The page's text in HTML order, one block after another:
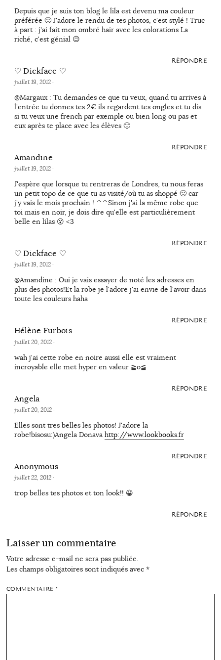
Depuis que je suis ton blog le lila est devenu ma couleur
préférée 🙂 J'adore le rendu de tes photos, c'est stylé ! Truc
à part : j'ai fait mon ombré hair avec les colorations La
riché, c'est génial 😉
RÉPONDRE
♡ Dickface ♡
juillet 19, 2012·
@Margaux : Tu demandes ce que tu veux, quand tu arrives à
l'entrée tu donnes tes 2€ ils regardent tes ongles et tu dis
si tu veux une french par exemple ou bien long ou pas et
eux après te place avec les élèves 🙂
RÉPONDRE
Amandine
juillet 19, 2012·
J'espère que lorsque tu rentreras de Londres, tu nous feras
un petit topo de ce que tu as visité/où tu as shoppé 🙂 car
j'y vais le mois prochain ! ^^Sinon j'ai la même robe que
toi mais en noir, je dois dire qu'elle est particulièrement
belle en lilas 😮 <3
RÉPONDRE
♡ Dickface ♡
juillet 19, 2012·
@Amandine : Oui je vais essayer de noté les adresses en
plus des photos!Et la robe je l'adore j'ai envie de l'avoir dans
toute les couleurs haha
RÉPONDRE
Hélène Furbois
juillet 20, 2012·
wah j'ai cette robe en noire aussi elle est vraiment
incroyable elle met hyper en valeur ≧o≦
RÉPONDRE
Angela
juillet 20, 2012·
Elles sont tres belles les photos! J'adore la
robe!bisosu:)Angela Donava http://www.lookbooks.fr
RÉPONDRE
Anonymous
juillet 22, 2012·
trop belles tes photos et ton look!! 😀
RÉPONDRE
Laisser un commentaire
Votre adresse e-mail ne sera pas publiée.
Les champs obligatoires sont indiqués avec *
COMMENTAIRE*